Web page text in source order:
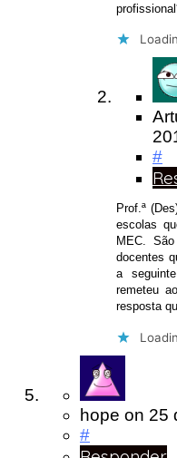
#
Prof.ª
escolas
MEC.
docentes
a
remeteu
resposta
hope on 25
#